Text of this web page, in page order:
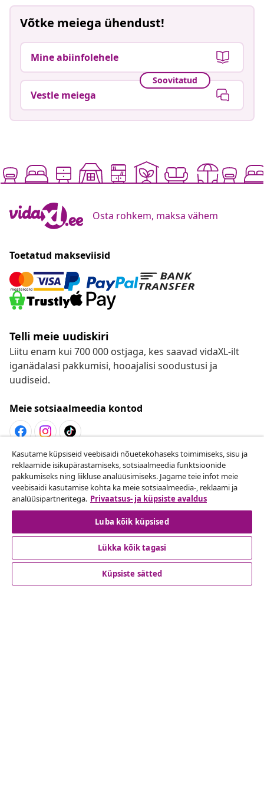
Võtke meiega ühendust!
Mine abiinfolehele
Soovitatud
Vestle meiega
Osta rohkem, maksa vähem
Toetatud makseviisid
Telli meie uudiskiri
Liitu enam kui 700 000 ostjaga, kes saavad vidaXL-ilt
iganädalasi pakkumisi, hooajalisi soodustusi ja
uudiseid.
Meie sotsiaalmeedia kontod
Lepingust taganemine
Esita oma tellimuse kohta tagastamissoov.
Lepingust taganemine
Klienditeenindus
Kasutame küpsiseid veebisaidi nõuetekohaseks toimimiseks, sisu ja
reklaamide isikupärastamiseks, sotsiaalmeedia funktsioonide
pakkumiseks ning liikluse analüüsimiseks. Jagame teie infot meie
veebisaidi kasutamise kohta ka meie sotsiaalmeedia-, reklaami ja
analüüsipartneritega. Privaatsus- ja küpsiste avaldus
Luba kõik küpsised
Lükka kõik tagasi
Küpsiste sätted